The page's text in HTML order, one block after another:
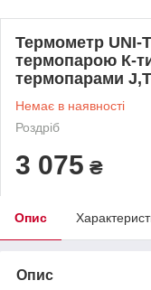
Термометр UNI-
термопарою К-
термопарами J,T
Немає в наявності
Роздріб
3 075 ₴
Опис
Опис